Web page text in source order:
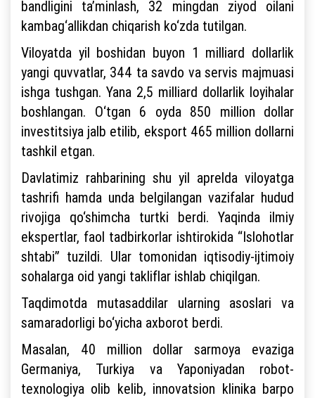
bandligini ta’minlash, 32 mingdan ziyod oilani
kambag‘allikdan chiqarish ko‘zda tutilgan.
Viloyatda yil boshidan buyon 1 milliard dollarlik
yangi quvvatlar, 344 ta savdo va servis majmuasi
ishga tushgan. Yana 2,5 milliard dollarlik loyihalar
boshlangan. O‘tgan 6 oyda 850 million dollar
investitsiya jalb etilib, eksport 465 million dollarni
tashkil etgan.
Davlatimiz rahbarining shu yil aprelda viloyatga
tashrifi hamda unda belgilangan vazifalar hudud
rivojiga qo‘shimcha turtki berdi. Yaqinda ilmiy
ekspertlar, faol tadbirkorlar ishtirokida “Islohotlar
shtabi” tuzildi. Ular tomonidan iqtisodiy-ijtimoiy
sohalarga oid yangi takliflar ishlab chiqilgan.
Taqdimotda mutasaddilar ularning asoslari va
samaradorligi bo‘yicha axborot berdi.
Masalan, 40 million dollar sarmoya evaziga
Germaniya, Turkiya va Yaponiyadan robot-
texnologiya olib kelib, innovatsion klinika barpo